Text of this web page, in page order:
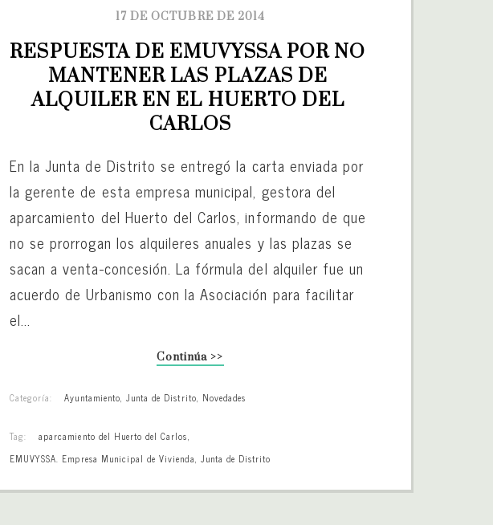
17 DE OCTUBRE DE 2014
RESPUESTA DE EMUVYSSA POR NO
MANTENER LAS PLAZAS DE
ALQUILER EN EL HUERTO DEL
CARLOS
En la Junta de Distrito se entregó la carta enviada por
la gerente de esta empresa municipal, gestora del
aparcamiento del Huerto del Carlos, informando de que
no se prorrogan los alquileres anuales y las plazas se
sacan a venta-concesión. La fórmula del alquiler fue un
acuerdo de Urbanismo con la Asociación para facilitar
el...
Continúa >>
Categoría: Ayuntamiento, Junta de Distrito, Novedades
Tag: aparcamiento del Huerto del Carlos,
EMUVYSSA. Empresa Municipal de Vivienda, Junta de Distrito